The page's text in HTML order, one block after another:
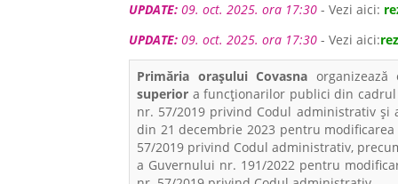
UPDATE: 09. oct. 2025. ora 17:30 - Vezi aici:
UPDATE: 09. oct. 2025. ora 17:30 - Vezi aici:
Primăria orașului Covasna
superior a funcționarilor publici din cadrul
nr. 57/2019 privind Codul administrativ și
din 21 decembrie 2023 pentru
57/2019 privind Codul administrativ,
a Guvernului nr. 191/2022 pentru